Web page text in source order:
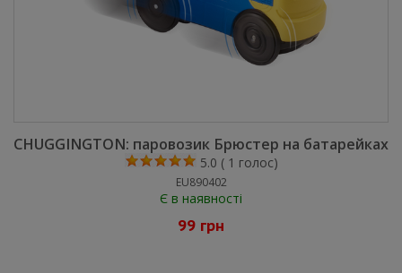
CHUGGINGTON: паровозик Брюстер на батарейках
5.0 ( 1 голос)
EU890402
Є в наявності
99 грн